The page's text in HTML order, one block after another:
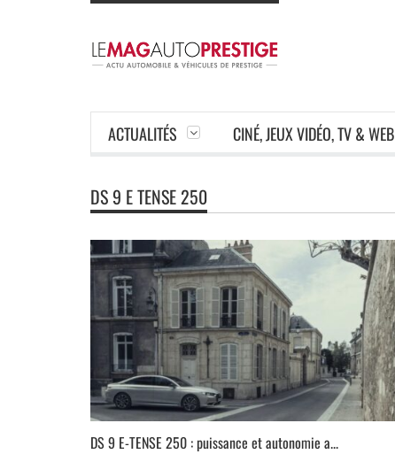
ACTUALITÉS CINÉ, JEUX VIDÉO, TV & WEB
DS 9 E TENSE 250
DS 9 E-TENSE 250 : puissance et autonomie a...